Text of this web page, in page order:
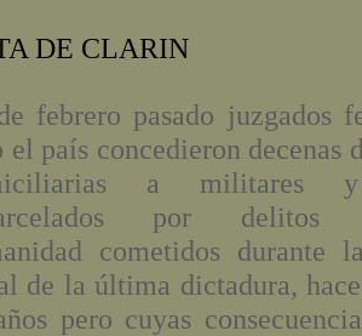
DE CLARIN
febrero pasado juzgados
el país concedieron decenas
a militares
por
cometidos durante
de la última dictadura,
pero cuyas